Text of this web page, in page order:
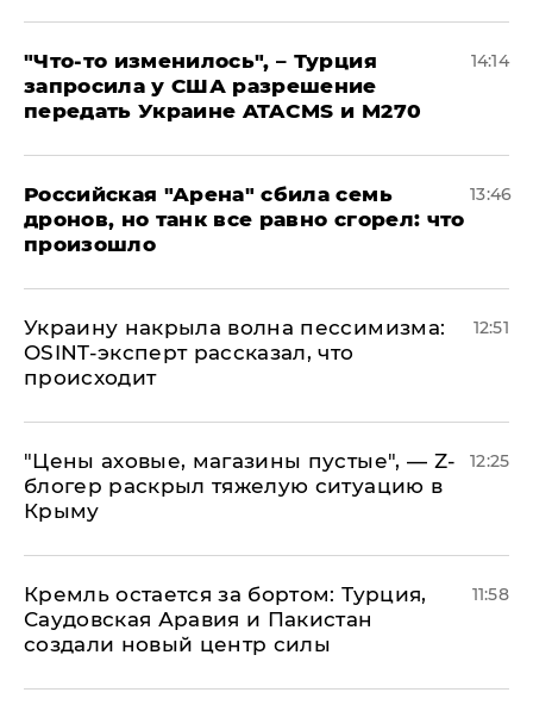
​"Что-то изменилось", – Турция
запросила у США разрешение
передать Украине ATACMS и M270
14:14
​Российская "Арена" сбила семь
дронов, но танк все равно сгорел: что
произошло
13:46
​Украину накрыла волна пессимизма:
OSINT-эксперт рассказал, что
происходит
12:51
​"Цены аховые, магазины пустые", — Z-
блогер раскрыл тяжелую ситуацию в
Крыму
12:25
​Кремль остается за бортом: Турция,
Саудовская Аравия и Пакистан
создали новый центр силы
11:58